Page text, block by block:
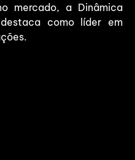
mercado, a Dinâmica
como líder em